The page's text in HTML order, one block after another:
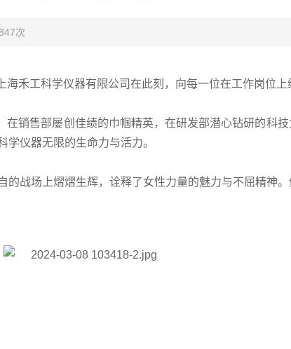
次
禾工科学仪器有限公司在此刻，向每一位在工作岗位上
销售部屡创佳绩的巾帼精英，在研发部潜心钻研的科技
仪器无限的生命力与活力。
战场上熠熠生辉，诠释了女性力量的魅力与不屈精神